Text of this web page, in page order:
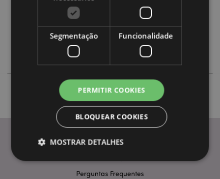
Não
Adoramals
Perguntas Frequentes
Segmentação Funcionalidade
PERMITIR COOKIES
BLOQUEAR COOKIES
MOSTRAR DETALHES